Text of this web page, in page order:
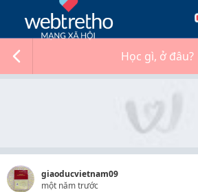
Học gì, ở đâu?
giaoducvietnam09
một năm trước